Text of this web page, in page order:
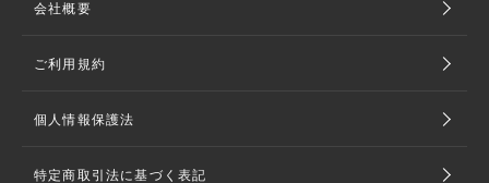
会社概要
ご利用規約
個人情報保護法
特定商取引法に基づく表記